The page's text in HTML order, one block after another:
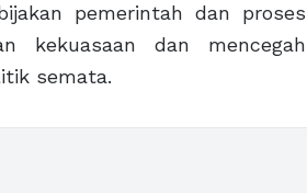
pemerintah dan proses
kekuasaan dan mencegah
semata.